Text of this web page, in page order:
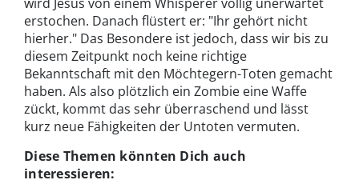
erstochen. Danach flüstert er: "Ihr gehört nicht
hierher." Das Besondere ist jedoch, dass wir bis zu
diesem Zeitpunkt noch keine richtige
Bekanntschaft mit den Möchtegern-Toten gemacht
haben. Als also plötzlich ein Zombie eine Waffe
zückt, kommt das sehr überraschend und lässt
kurz neue Fähigkeiten der Untoten vermuten.
Diese Themen könnten Dich auch
interessieren: